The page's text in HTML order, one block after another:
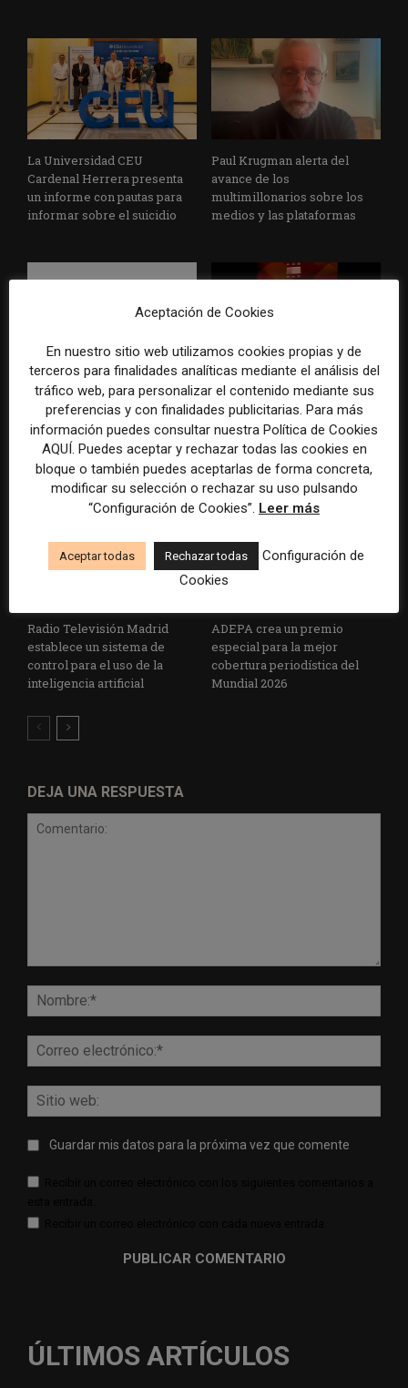
La Universidad CEU
Cardenal Herrera presenta
un informe con pautas para
informar sobre el suicidio
Paul Krugman alerta del
avance de los
multimillonarios sobre los
medios y las plataformas
La Marea cierra 2025 con
superávit, pero su
cooperativa pierde 38.542
euros
El Premio Gabo 2026
reconoce cinco historias de
Brasil, España y El Salvador
sobre el poder, la memoria y
la violencia
Radio Televisión Madrid
establece un sistema de
control para el uso de la
inteligencia artificial
ADEPA crea un premio
especial para la mejor
cobertura periodística del
Mundial 2026
DEJA UNA RESPUESTA
Guardar mis datos para la próxima vez que comente
ÚLTIMOS ARTÍCULOS
Aceptación de Cookies
En nuestro sitio web utilizamos cookies propias y de
terceros para finalidades analíticas mediante el análisis del
tráfico web, para personalizar el contenido mediante sus
preferencias y con finalidades publicitarias. Para más
información puedes consultar nuestra Política de Cookies
AQUÍ. Puedes aceptar y rechazar todas las cookies en
bloque o también puedes aceptarlas de forma concreta,
modificar su selección o rechazar su uso pulsando
“Configuración de Cookies”. Leer más
Aceptar todas Rechazar todas
Configuración de
Cookies